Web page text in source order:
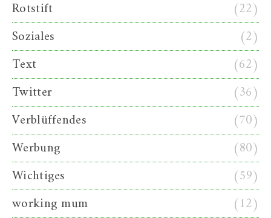
Rotstift
(22)
Soziales
(2)
Text
(62)
Twitter
(36)
Verblüffendes
(70)
Werbung
(80)
Wichtiges
(59)
working mum
(12)